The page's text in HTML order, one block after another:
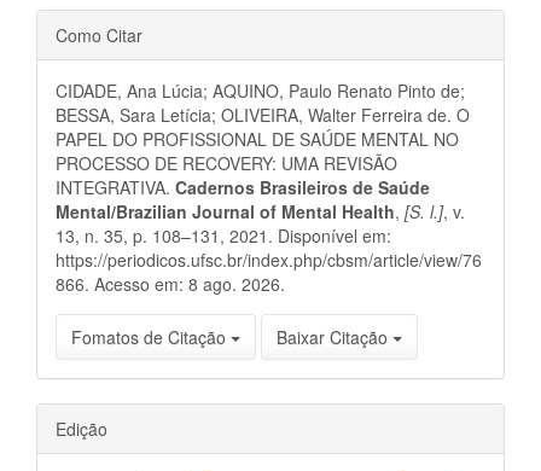
Detalhes
do
artigo
Como Citar
CIDADE, Ana Lúcia; AQUINO, Paulo Renato Pinto de;
BESSA, Sara Letícia; OLIVEIRA, Walter Ferreira de. O
PAPEL DO PROFISSIONAL DE SAÚDE MENTAL NO
PROCESSO DE RECOVERY: UMA REVISÃO
INTEGRATIVA. Cadernos Brasileiros de Saúde
Mental/Brazilian Journal of Mental Health, [S. l.], v.
13, n. 35, p. 108–131, 2021. Disponível em:
https://periodicos.ufsc.br/index.php/cbsm/article/view/76
866. Acesso em: 8 ago. 2026.
Fomatos de Citação Baixar Citação
Edição